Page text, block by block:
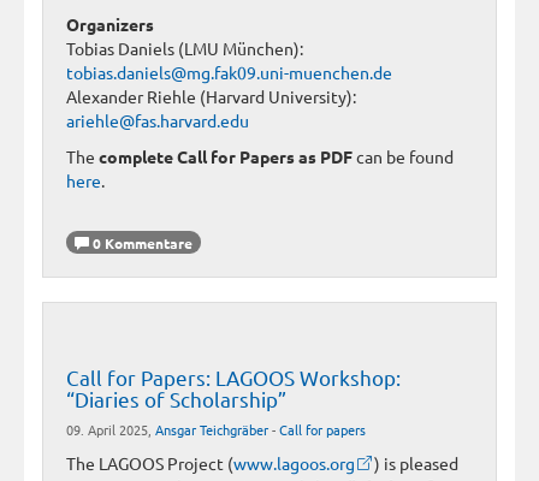
Organizers
Tobias Daniels (LMU München):
tobias.daniels@mg.fak09.uni-muenchen.de
Alexander Riehle (Harvard University):
ariehle@fas.harvard.edu
The complete Call for Papers as PDFcan be found
here
0 Kommentare
Call for Papers: LAGOOS Workshop:
“Diaries of Scholarship”
09. April 2025, Ansgar Teichgräber-Call for papers
The LAGOOS Project (www.lagoos.org
) is pleased